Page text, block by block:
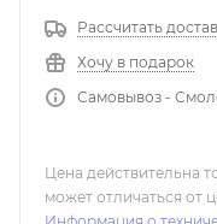
Рассчитать
Хочу в подарок
Самовывоз -
Цена действительна
может отличаться от